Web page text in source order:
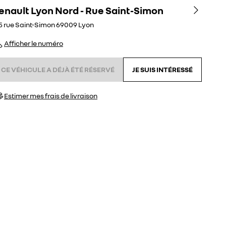
Lyon Nord - Rue Saint-Simon
rue Saint-Simon69009Lyon
Afficher le numéro
CE VÉHICULE A DÉJÀ ÉTÉ RÉSERVÉ JE SUIS INTÉRESSÉ
Estimer mes frais de livraison